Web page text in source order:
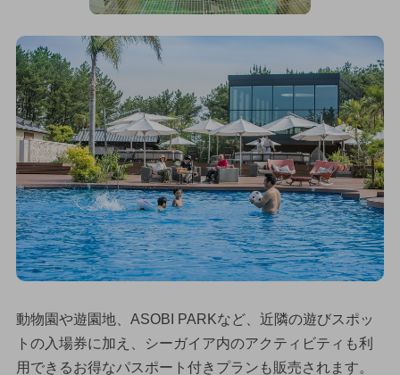
動物園や遊園地、ASOBI PARKなど、近隣の遊びスポッ
トの入場券に加え、シーガイア内のアクティビティも利
用できるお得なパスポート付きプランも販売されます。